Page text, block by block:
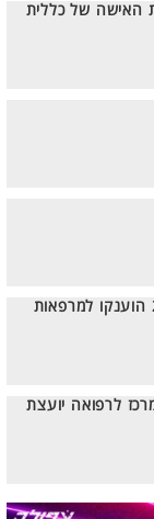
האישה של כללית
פרסי הצטיינות לשנת 2025 הוענקו למרפאות
לרפואה יועצת